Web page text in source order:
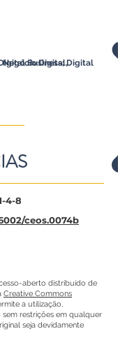
Negócio Digital,
Business; Digital
4-8
ceos.0074b
aberto distribuído de
Creative Commons
a utilização,
restrições em qualquer
seja devidamente